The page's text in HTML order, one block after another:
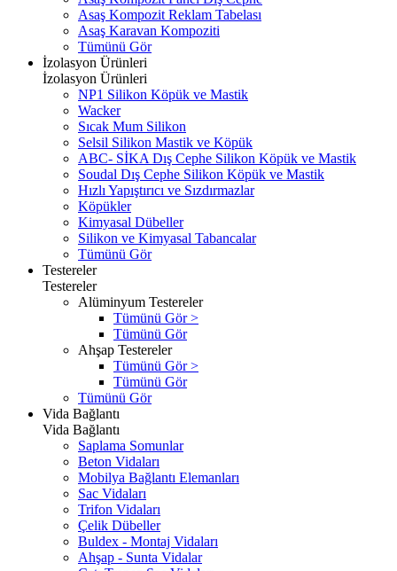
Asaş Kompozit Reklam Tabelası
Asaş Karavan Kompoziti
Tümünü Gör
İzolasyon Ürünleri
İzolasyon Ürünleri
NP1 Silikon Köpük ve Mastik
Wacker
Sıcak Mum Silikon
Selsil Silikon Mastik ve Köpük
ABC- SİKA Dış Cephe Silikon Köpük ve Mastik
Soudal Dış Cephe Silikon Köpük ve Mastik
Hızlı Yapıştırıcı ve Sızdırmazlar
Köpükler
Kimyasal Dübeller
Silikon ve Kimyasal Tabancalar
Tümünü Gör
Testereler
Testereler
Alüminyum Testereler
Tümünü Gör >
Tümünü Gör
Ahşap Testereler
Tümünü Gör >
Tümünü Gör
Tümünü Gör
Vida Bağlantı
Vida Bağlantı
Saplama Somunlar
Beton Vidaları
Mobilya Bağlantı Elemanları
Sac Vidaları
Trifon Vidaları
Çelik Dübeller
Buldex - Montaj Vidaları
Ahşap - Sunta Vidalar